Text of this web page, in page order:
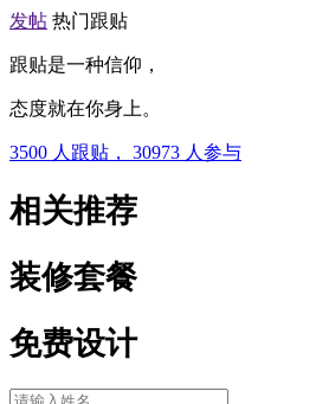
发帖 热门跟贴
跟贴是一种信仰，
态度就在你身上。
3500 人跟贴， 30973 人参与
相关推荐
装修套餐
免费设计